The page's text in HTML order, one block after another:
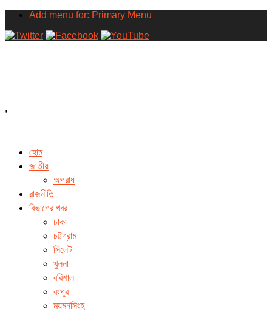
Add menu for: Primary Menu
,
হোম
জাতীয়
অপরাধ
রাজনীতি
বিভাগের খবর
ঢাকা
চট্টগ্রাম
সিলেট
খুলনা
বরিশাল
রংপুর
ময়মনসিংহ